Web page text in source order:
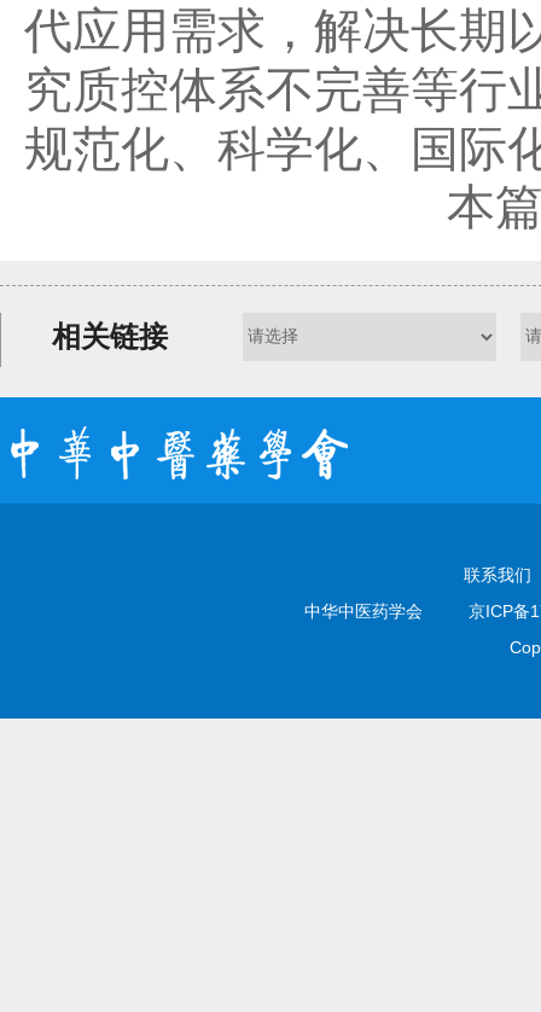
代应用需求，解决长期
究质控体系不完善等行
规范化、科学化、国际
本篇
相关链接
联系我们
中华中医药学会
京ICP备